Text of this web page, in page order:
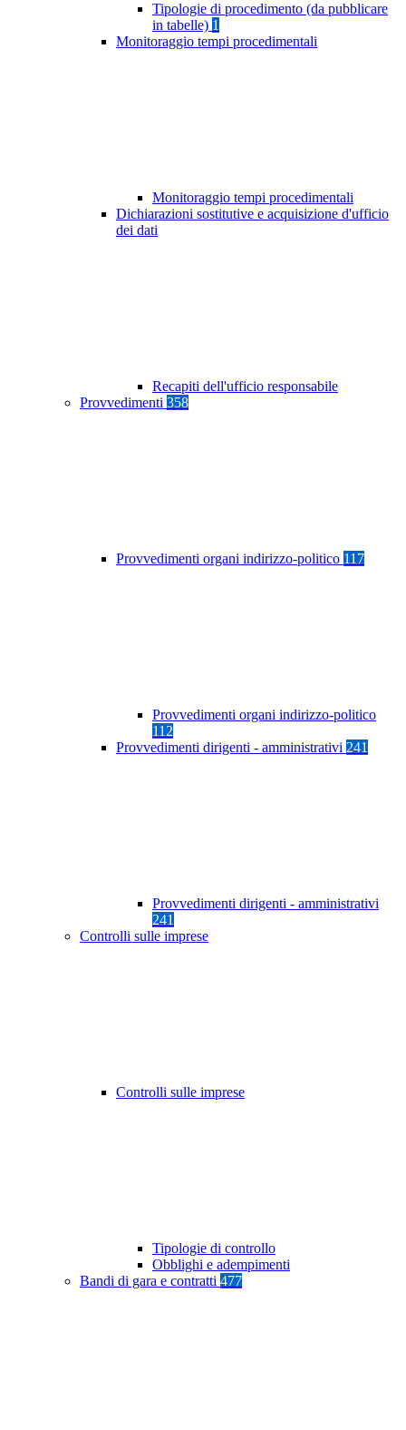
Tipologie di procedimento (da pubblicare
in tabelle) 1
Monitoraggio tempi procedimentali
Monitoraggio tempi procedimentali
Dichiarazioni sostitutive e acquisizione d'ufficio
dei dati
Recapiti dell'ufficio responsabile
Provvedimenti 358
Provvedimenti organi indirizzo-politico 117
Provvedimenti organi indirizzo-politico
112
Provvedimenti dirigenti - amministrativi 241
Provvedimenti dirigenti - amministrativi
241
Controlli sulle imprese
Controlli sulle imprese
Tipologie di controllo
Obblighi e adempimenti
Bandi di gara e contratti 477